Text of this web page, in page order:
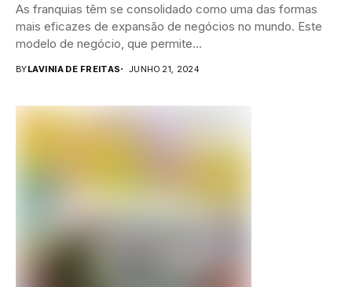
As franquias têm se consolidado como uma das formas
mais eficazes de expansão de negócios no mundo. Este
modelo de negócio, que permite...
BYLAVINIA DE FREITAS JUNHO 21, 2024